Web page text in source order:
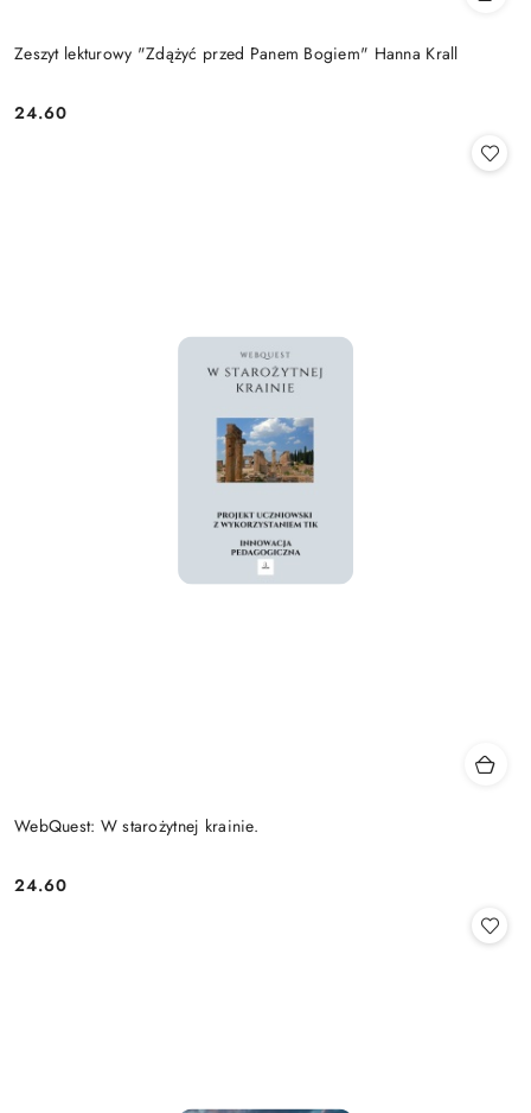
Zeszyt lekturowy "Zdążyć przed Panem Bogiem" Hanna Krall
Cena:
24.60
WebQuest: W starożytnej krainie.
Cena:
24.60